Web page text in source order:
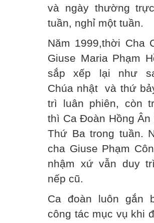
và ngày thường
tuần, nghỉ một tuần.
Năm 1999,thời Cha
Giuse Maria Phạm
sắp xếp lại như
Chúa nhật và thứ
trì luân phiên, còn
thì Ca Đoàn Hồng Ân
Thứ Ba trong tuần.
cha Giuse Phạm
nhậm xứ vẫn duy
nếp cũ.
Ca đoàn luôn gắn
công tác mục vụ khi